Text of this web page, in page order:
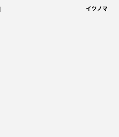
イツノマ